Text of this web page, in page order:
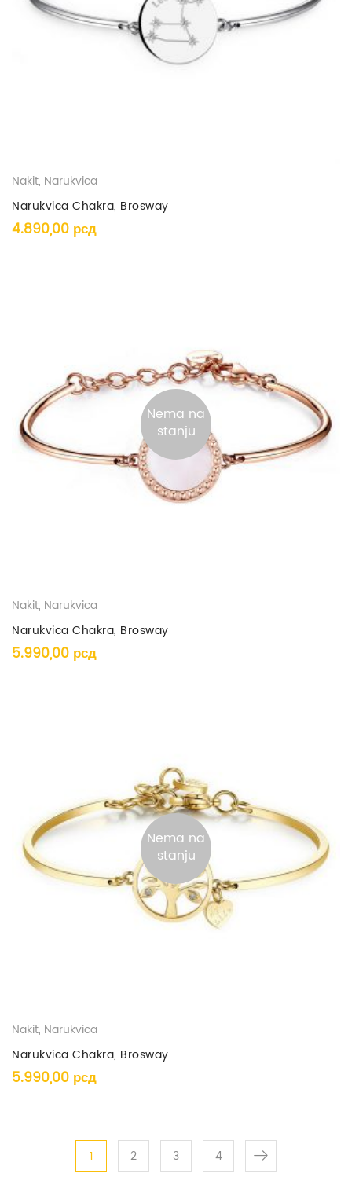
Nakit, Narukvica
Narukvica Chakra, Brosway
4.890,00 рсд
Nema na
stanju
Nakit, Narukvica
Narukvica Chakra, Brosway
5.990,00 рсд
Nema na
stanju
Nakit, Narukvica
Narukvica Chakra, Brosway
5.990,00 рсд
1 2 3 4